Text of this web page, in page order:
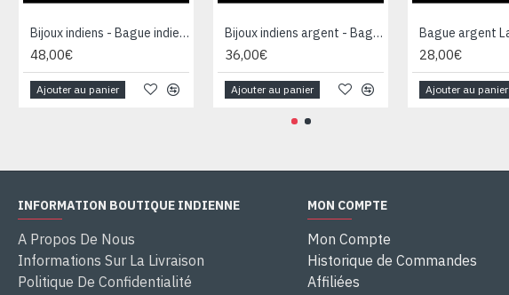
Bijoux indiens - Bague indienne rhodiée Topaze
48,00€
Ajouter au panier
Bijoux indiens argent - Bague indienne oxyde de Zirconium
36,00€
Ajouter au panier
28,00€
Ajouter au panier
INFORMATION BOUTIQUE INDIENNE
A Propos De Nous
Informations Sur La Livraison
Politique De Confidentialité
MON COMPTE
Mon Compte
Historique de Commandes
Affiliées